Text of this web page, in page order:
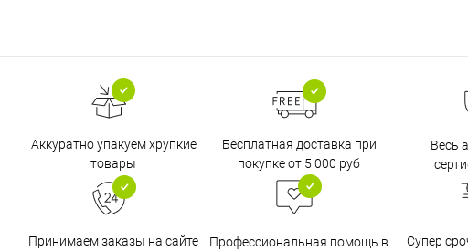
Аккуратно упакуем хрупкие
товары
Бесплатная доставка при
покупке от 5 000 руб
Весь
Принимаем заказы на сайте
Профессиональная помощь в
Супер